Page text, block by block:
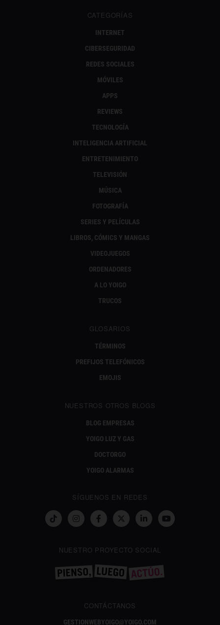
CATEGORÍAS
INTERNET
CIBERSEGURIDAD
REDES SOCIALES
MÓVILES
APPS
REVIEWS
TECNOLOGÍA
INTELIGENCIA ARTIFICIAL
ENTRETENIMIENTO
TELEVISIÓN
MÚSICA
FOTOGRAFÍA
SERIES Y PELÍCULAS
LIBROS, CÓMICS Y MANGAS
VIDEOJUEGOS
ORDENADORES
A LO YOIGO
TRUCOS
GLOSARIOS
TÉRMINOS
PREFIJOS TELEFÓNICOS
EMOJIS
NUESTROS OTROS BLOGS
BLOG EMPRESAS
YOIGO LUZ Y GAS
DOCTORGO
YOIGO ALARMAS
SÍGUENOS EN REDES
NUESTRO PROYECTO SOCIAL
CONTÁCTANOS
GESTIONWEBYOIGO@YOIGO.COM